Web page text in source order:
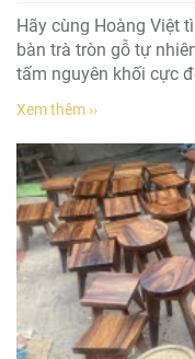
Hãy cùng Hoàng Việt
bàn trà tròn gỗ tự
tấm nguyên khối cực
Xem thêm ››